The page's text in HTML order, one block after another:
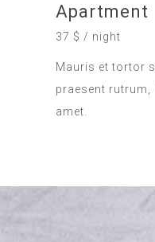
Apartment
37 $ / night
Mauris et tortor
praesent
amet.